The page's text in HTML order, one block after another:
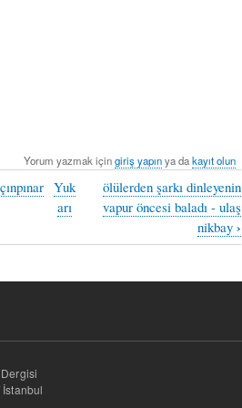
Yorum yazmak içingiriş yapınya dakayıt olun
Yuk
arı
ölülerden şarkı dinleyenin
vapur öncesi baladı - ulaş
nikbay ›
Dergisi